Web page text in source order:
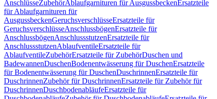
AnschlüsseZubehörAblaufgarnituren für AusgussbeckenErsatzteile
für Ablaufgarnituren für
AusgussbeckenGeruchsverschlüsseErsatzteile für
GeruchsverschlüsseAnschlussbögenErsatzteile für
AnschlussbögenAnschlussstutzenErsatzteile für
AnschlussstutzenAblaufventileErsatzteile für
AblaufventileZubehörErsatzteile für ZubehörDuschen und
BadewannenDuschenBodenentwässerung für DuschenErsatzteile
für Bodenentwässerung für DuschenDuschrinnenErsatzteile für
DuschrinnenZubehör für DuschrinnenErsatzteile für Zubehör für
DuschrinnenDuschbodenabläufeErsatzteile für